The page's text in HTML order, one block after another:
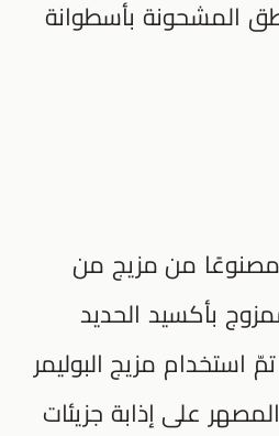
المشحونة بأسطوانة
من مزيج من
بأكسيد الحديد
استخدام مزيج البوليمر
على إذابة جزيئات